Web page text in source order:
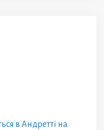
в Андретті на